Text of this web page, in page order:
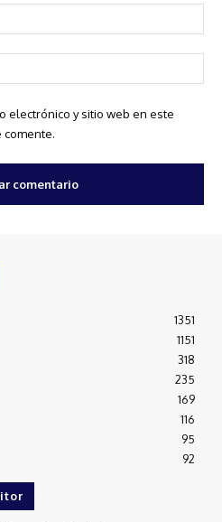
electrónico y sitio web en este
comente.
1351
1151
318
235
169
116
95
92